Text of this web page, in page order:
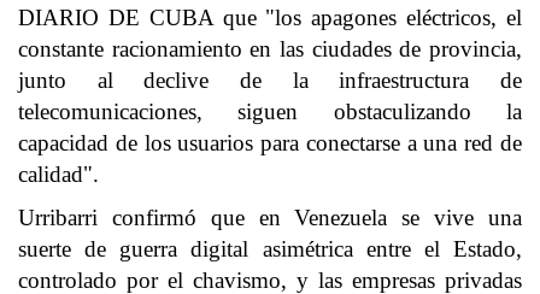
DIARIO DE CUBA que "los apagones eléctricos, el
constante racionamiento en las ciudades de provincia,
junto al declive de la infraestructura de
telecomunicaciones, siguen obstaculizando la
capacidad de los usuarios para conectarse a una red de
calidad".
Urribarri confirmó que en Venezuela se vive una
suerte de guerra digital asimétrica entre el Estado,
controlado por el chavismo, y las empresas privadas